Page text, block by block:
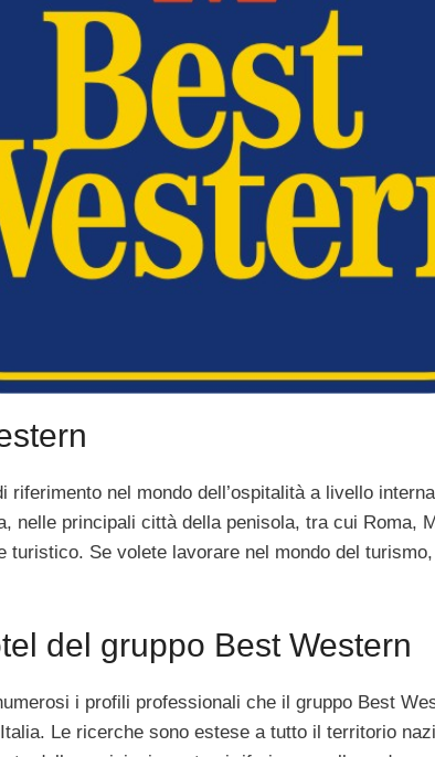
riferimento nel mondo dell’ospitalità a livello
nelle principali città della penisola, tra cui Roma,
turistico. Se volete lavorare nel mondo del
del gruppo Best Western
i profili professionali che il gruppo Best
Le ricerche sono estese a tutto il territorio